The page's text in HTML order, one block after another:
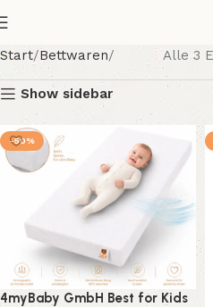
Start Bettwaren Alle 3
Show sidebar
-50%
4myBaby GmbH Best for Kids